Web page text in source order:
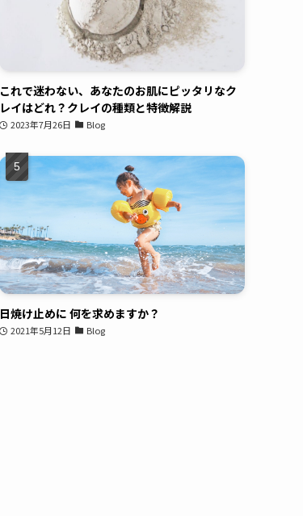
これで迷わない、あなたのお肌にピッタリなク
レイはどれ？クレイの種類と特徴解説
2023年7月26日 Blog
日焼け止めに 何を求めますか？
2021年5月12日 Blog